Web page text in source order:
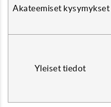
Akateemiset kysymykset
Yleiset tiedot